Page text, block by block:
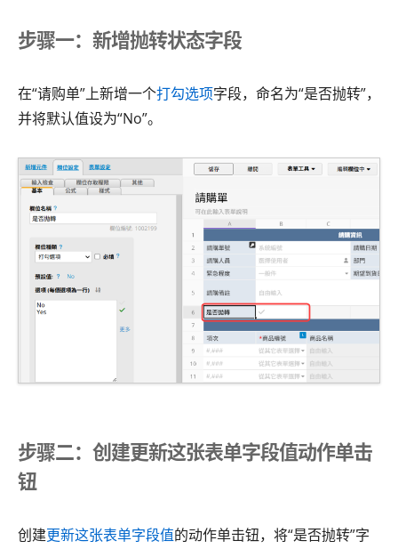
步骤一：新增抛转状态字段
在“请购单”上新增一个打勾选项字段，命名为“是否抛转”，
并将默认值设为“No”。
步骤二：创建更新这张表单字段值动作单击
钮
创建更新这张表单字段值的动作单击钮，将“是否抛转”字